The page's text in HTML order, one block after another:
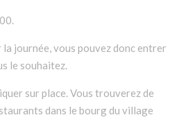
journée, vous pouvez donc entrer
le souhaitez.
sur place. Vous trouverez de
dans le bourg du village